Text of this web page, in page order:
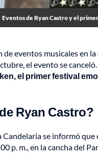
Eventos de Ryan Castro y el
eventos musicales en
el evento se
el primer festival
Ryan Castro?
se informó que
p. m., en la cancha del